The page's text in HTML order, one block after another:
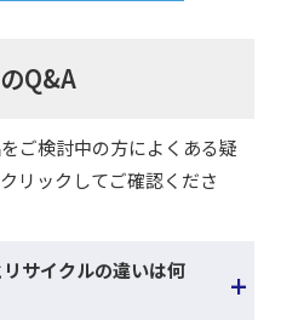
Q&A
ご検討中の方によくある疑
リックしてご確認くださ
サイクルの違いは何
+